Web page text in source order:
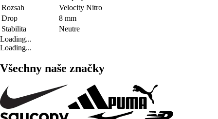
Rozsah
Velocity Nitro
Drop
8 mm
Stabilita
Neutre
Loading...
Loading...
Všechny naše značky